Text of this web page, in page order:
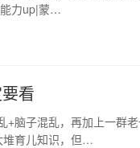
能力up|蒙…
看
脑子混乱，再加上一群
堆育儿知识，但…